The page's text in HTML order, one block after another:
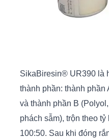
SikaBiresin® UR390 là
thành phần: thành phần
và thành phần B
phách sẫm), trộn theo
100:50. Sau khi đóng